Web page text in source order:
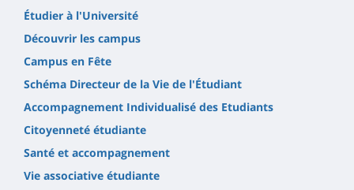
Étudier à l'Université
Découvrir les campus
Campus en Fête
Schéma Directeur de la Vie de l'Étudiant
Accompagnement Individualisé des Etudiants
Citoyenneté étudiante
Santé et accompagnement
Vie associative étudiante